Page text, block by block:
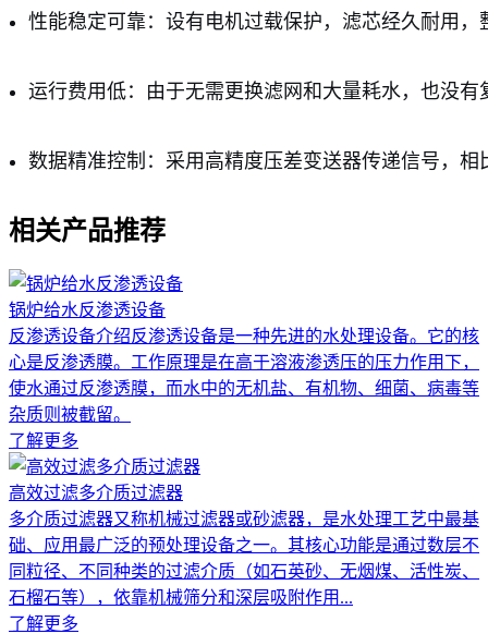
性能稳定可靠：设有电机过载保护，滤芯经久耐用
运行费用低：由于无需更换滤网和大量耗水，也没
数据精准控制：采用高精度压差变送器传递信号，
相关产品推荐
锅炉给水反渗透设备
反渗透设备介绍反渗透设备是一种先进的水处理设备。它的核
心是反渗透膜。工作原理是在高于溶液渗透压的压力作用下，
使水通过反渗透膜，而水中的无机盐、有机物、细菌、病毒等
杂质则被截留。
了解更多
高效过滤多介质过滤器
多介质过滤器又称机械过滤器或砂滤器，是水处理工艺中最基
础、应用最广泛的预处理设备之一。其核心功能是通过数层不
同粒径、不同种类的过滤介质（如石英砂、无烟煤、活性炭、
石榴石等），依靠机械筛分和深层吸附作用...
了解更多